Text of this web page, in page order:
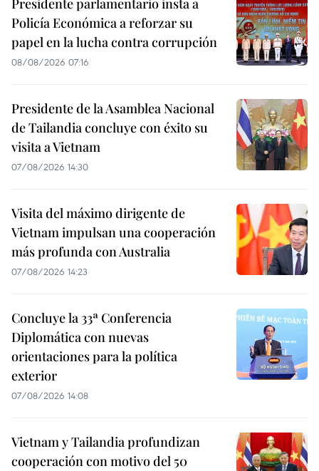
Presidente parlamentario insta a
Policía Económica a reforzar su
papel en la lucha contra corrupción
08/08/2026 07:16
Presidente de la Asamblea Nacional
de Tailandia concluye con éxito su
visita a Vietnam
07/08/2026 14:30
Visita del máximo dirigente de
Vietnam impulsan una cooperación
más profunda con Australia
07/08/2026 14:23
Concluye la 33ª Conferencia
Diplomática con nuevas
orientaciones para la política
exterior
07/08/2026 14:08
Vietnam y Tailandia profundizan
cooperación con motivo del 50